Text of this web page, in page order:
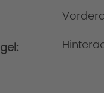
of the wheel set